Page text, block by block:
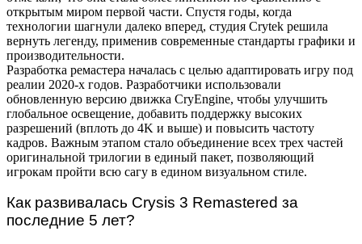
открытым миром первой части. Спустя годы, когда
технологии шагнули далеко вперед, студия Crytek решила
вернуть легенду, применив современные стандарты графики и
производительности.
Разработка ремастера началась с целью адаптировать игру под
реалии 2020-х годов. Разработчики использовали
обновленную версию движка CryEngine, чтобы улучшить
глобальное освещение, добавить поддержку высоких
разрешений (вплоть до 4K и выше) и повысить частоту
кадров. Важным этапом стало объединение всех трех частей
оригинальной трилогии в единый пакет, позволяющий
игрокам пройти всю сагу в едином визуальном стиле.
Как развивалась Crysis 3 Remastered за
последние 5 лет?